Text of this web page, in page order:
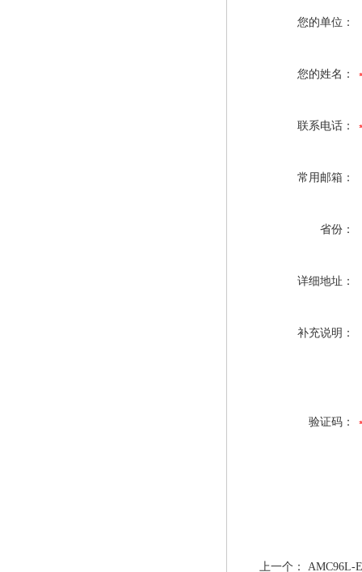
您的单位：
您的姓名：
联系电话：
常用邮箱：
省份：
详细地址：
补充说明：
验证码：
上一个： AMC96L-